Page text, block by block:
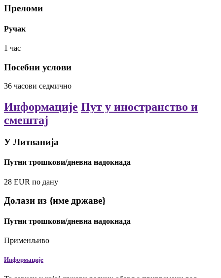
Преломи
Ручак
1 час
Посебни услови
36 часови седмично
Информације Пут у иностранство и
смештај
У Литванија
Путни трошкови/дневна надокнада
28 EUR по дану
Долази из {име државе}
Путни трошкови/дневна надокнада
Применљиво
Информације